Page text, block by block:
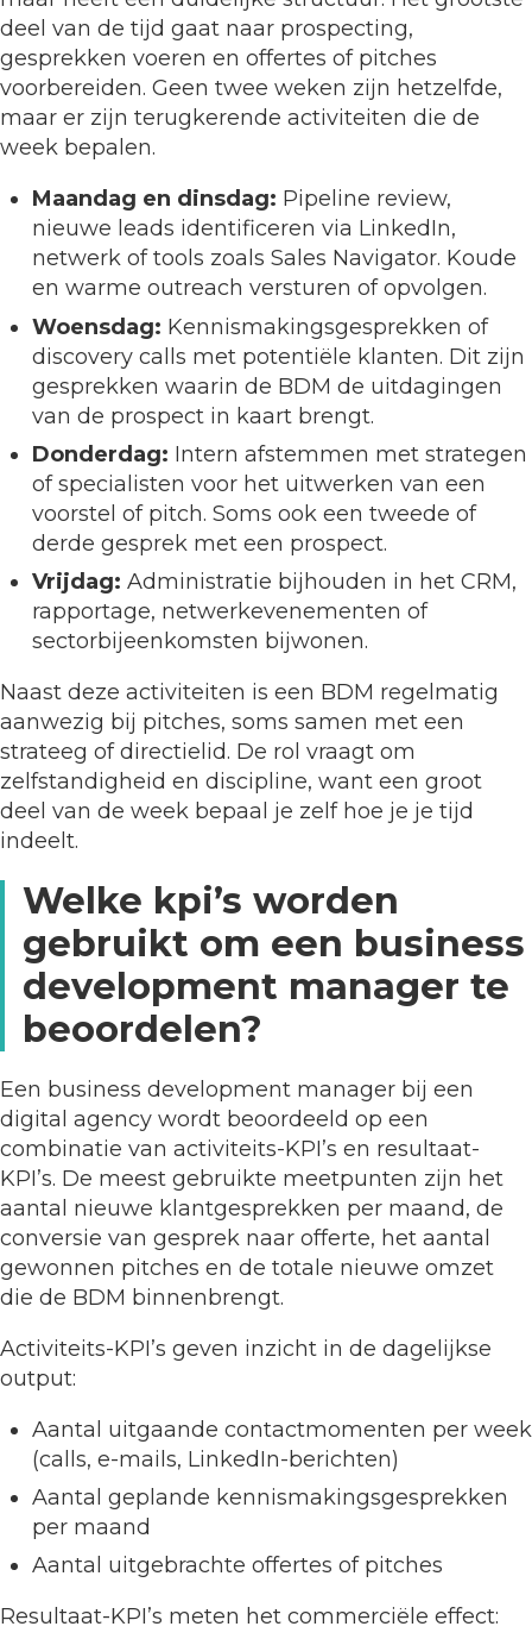
deel van de tijd gaat naar prospecting,
gesprekken voeren en offertes of pitches
voorbereiden. Geen twee weken zijn hetzelfde,
maar er zijn terugkerende activiteiten die de
week bepalen.
Maandag en dinsdag: Pipeline review,
nieuwe leads identificeren via LinkedIn,
netwerk of tools zoals Sales Navigator. Koude
en warme outreach versturen of opvolgen.
Woensdag: Kennismakingsgesprekken of
discovery calls met potentiële klanten. Dit zijn
gesprekken waarin de BDM de uitdagingen
van de prospect in kaart brengt.
Donderdag: Intern afstemmen met strategen
of specialisten voor het uitwerken van een
voorstel of pitch. Soms ook een tweede of
derde gesprek met een prospect.
Vrijdag: Administratie bijhouden in het CRM,
rapportage, netwerkevenementen of
sectorbijeenkomsten bijwonen.
Naast deze activiteiten is een BDM regelmatig
aanwezig bij pitches, soms samen met een
strateeg of directielid. De rol vraagt om
zelfstandigheid en discipline, want een groot
deel van de week bepaal je zelf hoe je je tijd
indeelt.
Welke kpi’s worden
gebruikt om een business
development manager te
beoordelen?
Een business development manager bij een
digital agency wordt beoordeeld op een
combinatie van activiteits-KPI’s en resultaat-
KPI’s. De meest gebruikte meetpunten zijn het
aantal nieuwe klantgesprekken per maand, de
conversie van gesprek naar offerte, het aantal
gewonnen pitches en de totale nieuwe omzet
die de BDM binnenbrengt.
Activiteits-KPI’s geven inzicht in de dagelijkse
output:
Aantal uitgaande contactmomenten per week
(calls, e-mails, LinkedIn-berichten)
Aantal geplande kennismakingsgesprekken
per maand
Aantal uitgebrachte offertes of pitches
Resultaat-KPI’s meten het commerciële effect: